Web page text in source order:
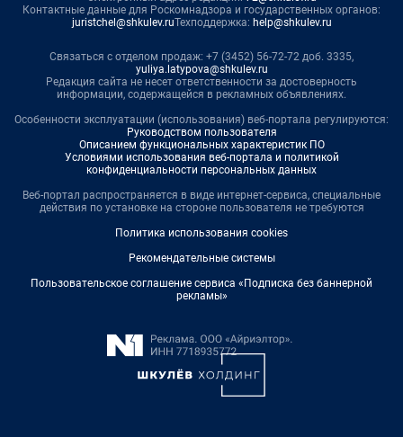
Контактные данные для Роскомнадзора и государственных органов:
juristchel@shkulev.ruТехподдержка: help@shkulev.ru
Связаться с отделом продаж: +7 (3452) 56-72-72 доб. 3335,
yuliya.latypova@shkulev.ru
Редакция сайта не несет ответственности за достоверность
информации, содержащейся в рекламных объявлениях.
Особенности эксплуатации (использования) веб-портала регулируются:
Руководством пользователя
Описанием функциональных характеристик ПО
Условиями использования веб-портала и политикой
конфиденциальности персональных данных
Веб-портал распространяется в виде интернет-сервиса, специальные
действия по установке на стороне пользователя не требуются
Политика использования cookies
Рекомендательные системы
Пользовательское соглашение сервиса «Подписка без баннерной
рекламы»